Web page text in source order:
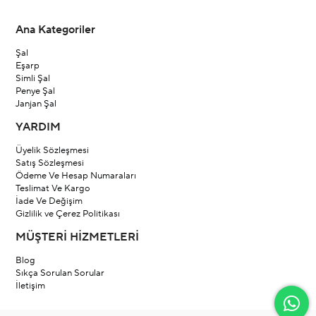
Ana Kategoriler
Şal
Eşarp
Simli Şal
Penye Şal
Janjan Şal
YARDIM
Üyelik Sözleşmesi
Satış Sözleşmesi
Ödeme Ve Hesap Numaraları
Teslimat Ve Kargo
İade Ve Değişim
Gizlilik ve Çerez Politikası
MÜŞTERİ HİZMETLERİ
Blog
Sıkça Sorulan Sorular
İletişim